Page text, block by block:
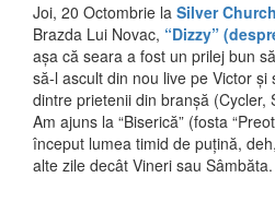
Joi, 20 Octombrie la Silver Church
Brazda Lui Novac, “Dizzy”
așa că seara a fost un prilej bun
să-l ascult din nou live pe Victor
dintre prietenii din branșă (Cycler,
Am ajuns la “Biserică” (fosta
început lumea timid de puțină,
alte zile decât Vineri sau Sâmbăta.